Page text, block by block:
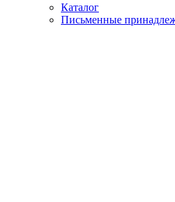
Каталог
Письменные